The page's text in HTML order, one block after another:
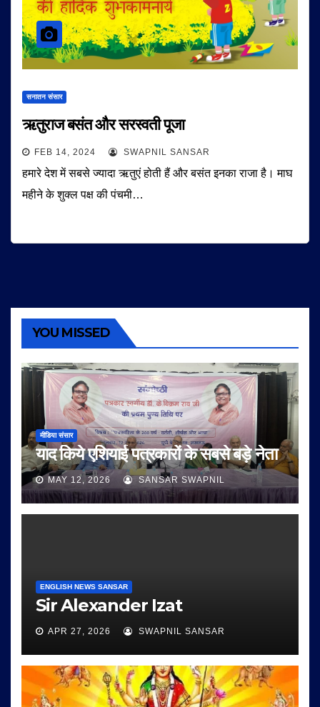
सनातन संसार
ऋतुराज बसंत और सरस्वती पूजा
FEB 14, 2024 SWAPNIL SANSAR
हमारे देश में सबसे ज्यादा ऋतुएं होती हैं और बसंत इनका राजा है। माघ
महीने के शुक्ल पक्ष की पंचमी…
YOU MISSED
मीडिया संसार
याद किये एशियाई पत्रकारों के सबसे बड़े नेता
MAY 12, 2026 SANSAR SWAPNIL
ENGLISH NEWS SANSAR
Sir Alexander Izat
APR 27, 2026 SWAPNIL SANSAR